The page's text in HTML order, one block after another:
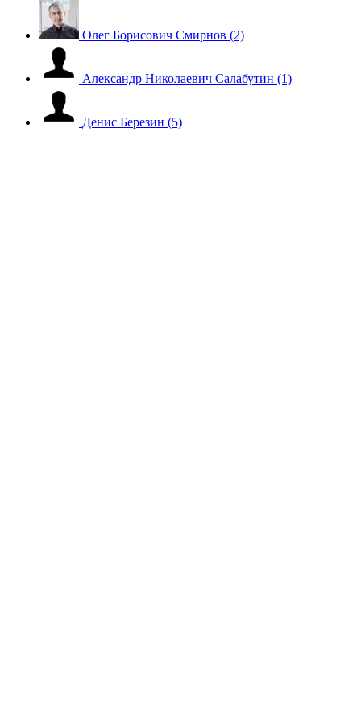
Олег Борисович Смирнов (2)
Александр Николаевич Салабутин (1)
Денис Березин (5)